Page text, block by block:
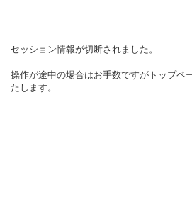
セッション情報が切断されました。
操作が途中の場合はお手数ですがトップペ
たします。